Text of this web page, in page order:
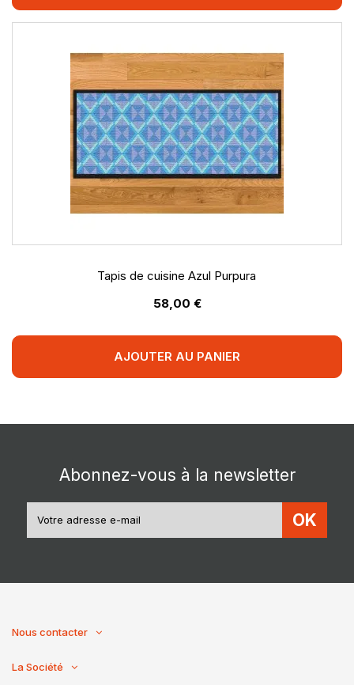
Tapis de cuisine Azul Purpura
58,00 €
AJOUTER AU PANIER
Abonnez-vous à la newsletter
OK
Nous contacter
La Société